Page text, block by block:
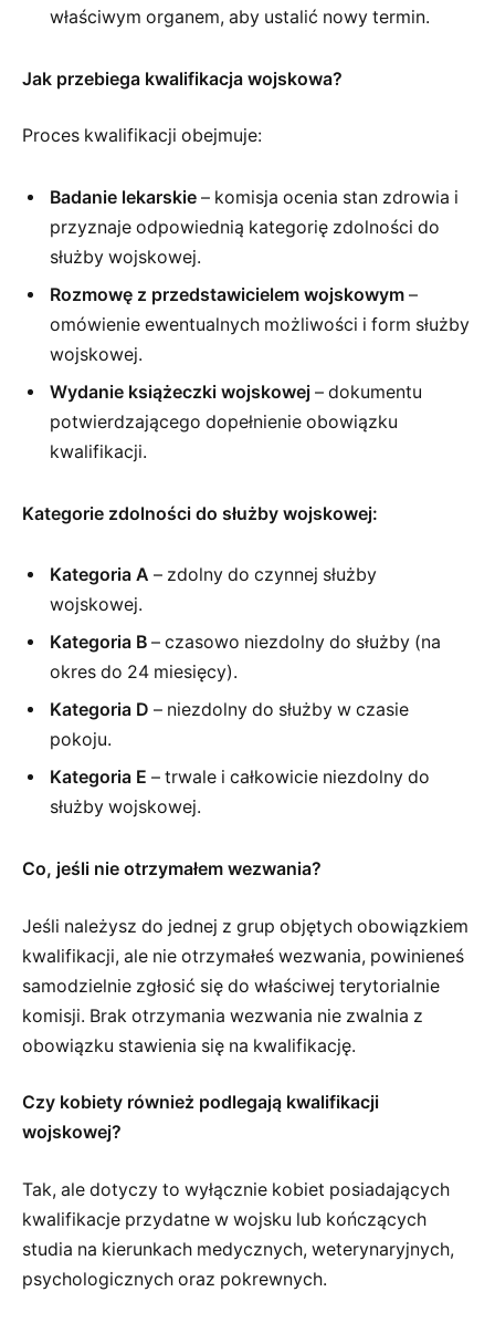
właściwym organem, aby ustalić nowy termin.
Jak przebiega kwalifikacja wojskowa?
Proces kwalifikacji obejmuje:
Badanie lekarskie – komisja ocenia stan zdrowia i
przyznaje odpowiednią kategorię zdolności do
służby wojskowej.
Rozmowę z przedstawicielem wojskowym –
omówienie ewentualnych możliwości i form służby
wojskowej.
Wydanie książeczki wojskowej – dokumentu
potwierdzającego dopełnienie obowiązku
kwalifikacji.
Kategorie zdolności do służby wojskowej:
Kategoria A – zdolny do czynnej służby
wojskowej.
Kategoria B – czasowo niezdolny do służby (na
okres do 24 miesięcy).
Kategoria D – niezdolny do służby w czasie
pokoju.
Kategoria E – trwale i całkowicie niezdolny do
służby wojskowej.
Co, jeśli nie otrzymałem wezwania?
Jeśli należysz do jednej z grup objętych obowiązkiem
kwalifikacji, ale nie otrzymałeś wezwania, powinieneś
samodzielnie zgłosić się do właściwej terytorialnie
komisji. Brak otrzymania wezwania nie zwalnia z
obowiązku stawienia się na kwalifikację.
Czy kobiety również podlegają kwalifikacji
wojskowej?
Tak, ale dotyczy to wyłącznie kobiet posiadających
kwalifikacje przydatne w wojsku lub kończących
studia na kierunkach medycznych, weterynaryjnych,
psychologicznych oraz pokrewnych.